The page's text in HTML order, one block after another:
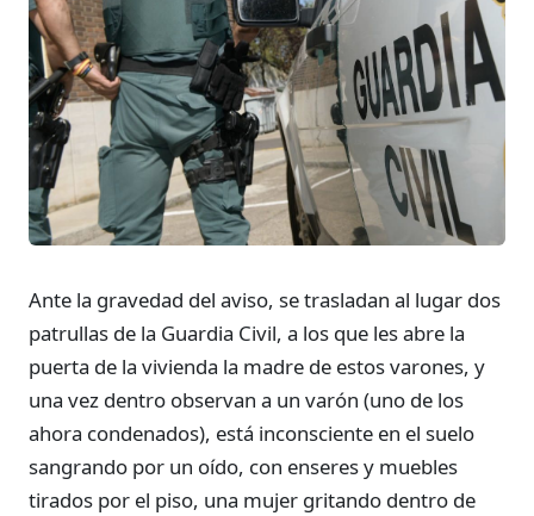
Ante la gravedad del aviso, se trasladan al lugar dos
patrullas de la Guardia Civil, a los que les abre la
puerta de la vivienda la madre de estos varones, y
una vez dentro observan a un varón (uno de los
ahora condenados), está inconsciente en el suelo
sangrando por un oído, con enseres y muebles
tirados por el piso, una mujer gritando dentro de